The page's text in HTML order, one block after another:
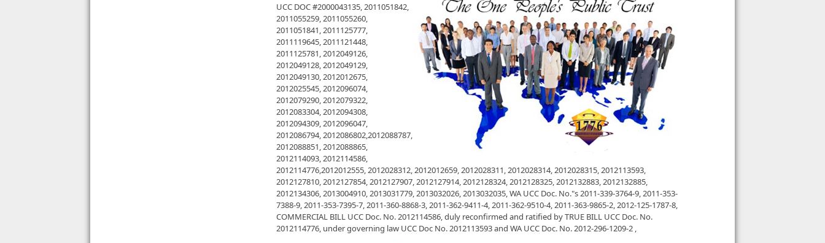
UCC DOC #2000043135, 2011051842,
2011055259, 2011055260,
2011051841, 2011125777,
2011119645, 2011121448,
2011125781, 2012049126,
2012049128, 2012049129,
2012049130, 2012012675,
2012025545, 2012096074,
2012079290, 2012079322,
2012083304, 2012094308,
2012094309, 2012096047,
2012086794, 2012086802,2012088787,
2012088851, 2012088865,
2012114093, 2012114586,
2012114776,2012012555, 2012028312, 2012012659, 2012028311, 2012028314, 2012028315, 2012113593,
2012127810, 2012127854, 2012127907, 2012127914, 2012128324, 2012128325, 2012132883, 2012132885,
2012134306, 2013004910, 2013031779, 2013032026, 2013032035, WA UCC Doc. No."s 2011-339-3764-9, 2011-353-
7388-9, 2011-353-7395-7, 2011-360-8868-3, 2011-362-9411-4, 2011-362-9510-4, 2011-363-9865-2, 2012-125-1787-8,
COMMERCIAL BILL UCC Doc. No. 2012114586, duly reconfirmed and ratified by TRUE BILL UCC Doc. No.
2012114776, under governing law UCC Doc No. 2012113593 and WA UCC Doc. No. 2012-296-1209-2 ,